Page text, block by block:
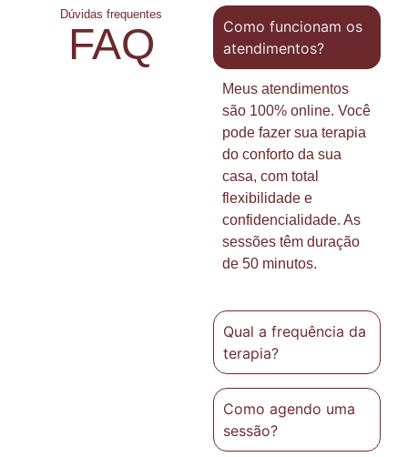
Dúvidas frequentes
FAQ
Como funcionam os
atendimentos?
Meus atendimentos
são 100% online. Você
pode fazer sua terapia
do conforto da sua
casa, com total
flexibilidade e
confidencialidade. As
sessões têm duração
de 50 minutos.
Qual a frequência da
terapia?
Como agendo uma
sessão?